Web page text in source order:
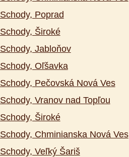
Schody, Poprad
Schody, Široké
Schody, Jabloňov
Schody, Oľšavka
Schody, Pečovská Nová Ves
Schody, Vranov nad Topľou
Schody, Široké
Schody, Chminianska Nová Ves
Schody, Veľký Šariš